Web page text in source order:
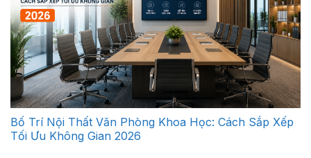
Bố Trí Nội Thất Văn Phòng Khoa Học: Cách Sắp Xếp
Tối Ưu Không Gian 2026